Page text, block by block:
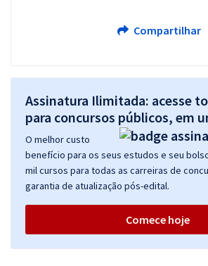
Compartilhar
Assinatura Ilimitada: acesse
para concursos públicos, em
O melhor custo
benefício para os seus estudos e seu
mil cursos para todas as carreiras de
garantia de atualização pós-edital.
Comece hoje